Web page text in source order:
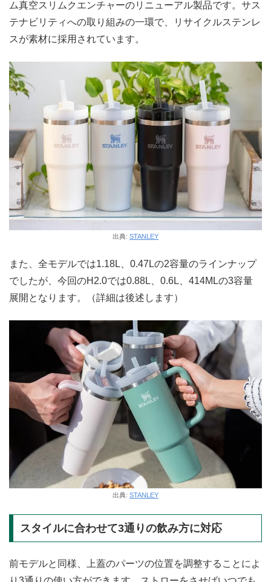
ム真空スリムクエンチャーのリニューアル製品です。サス
テナビリティへの取り組みの一環で、リサイクルステンレ
スが素材に採用されています。
出典: STANLEY
また、全モデルでは1.18L、0.47Lの2容量のラインナップ
でしたが、今回のH2.0では0.88L、0.6L、414MLの3容量
展開となります。（詳細は後述します）
出典: STANLEY
スタイルに合わせて3通りの飲み方に対応
前モデルと同様、上蓋のパーツの位置を調整することによ